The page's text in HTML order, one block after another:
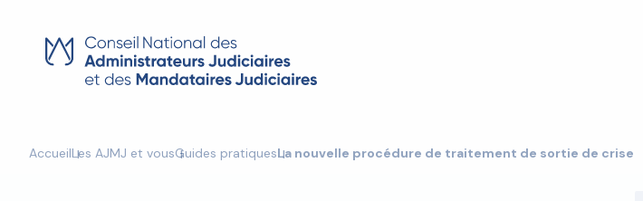
content
AccueilLes AJMJ et vousGuides pratiquesLa nouvelle procédure de traitement de sortie de crise